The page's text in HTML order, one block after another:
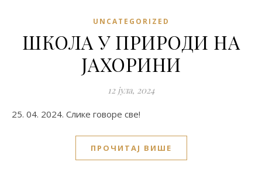
UNCATEGORIZED
ШКОЛА У ПРИРОДИ НА
ЈАХОРИНИ
12 јула, 2024
25. 04. 2024. Слике говоре све!
ПРОЧИТАЈ ВИШЕ